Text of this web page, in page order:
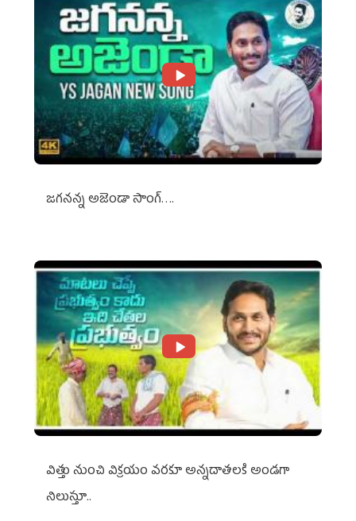
జగనన్న అజెండా సాంగ్….
విత్తు నుంచి విక్రయం వరకూ అన్నదాతలకి అండగా
నిలుస్తూ..